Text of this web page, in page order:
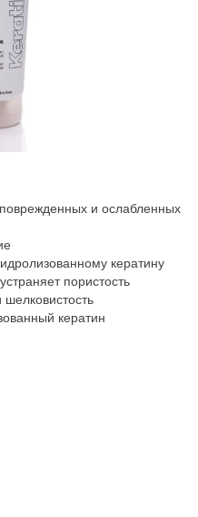
и ослабленных
кератину
пористость
кератин